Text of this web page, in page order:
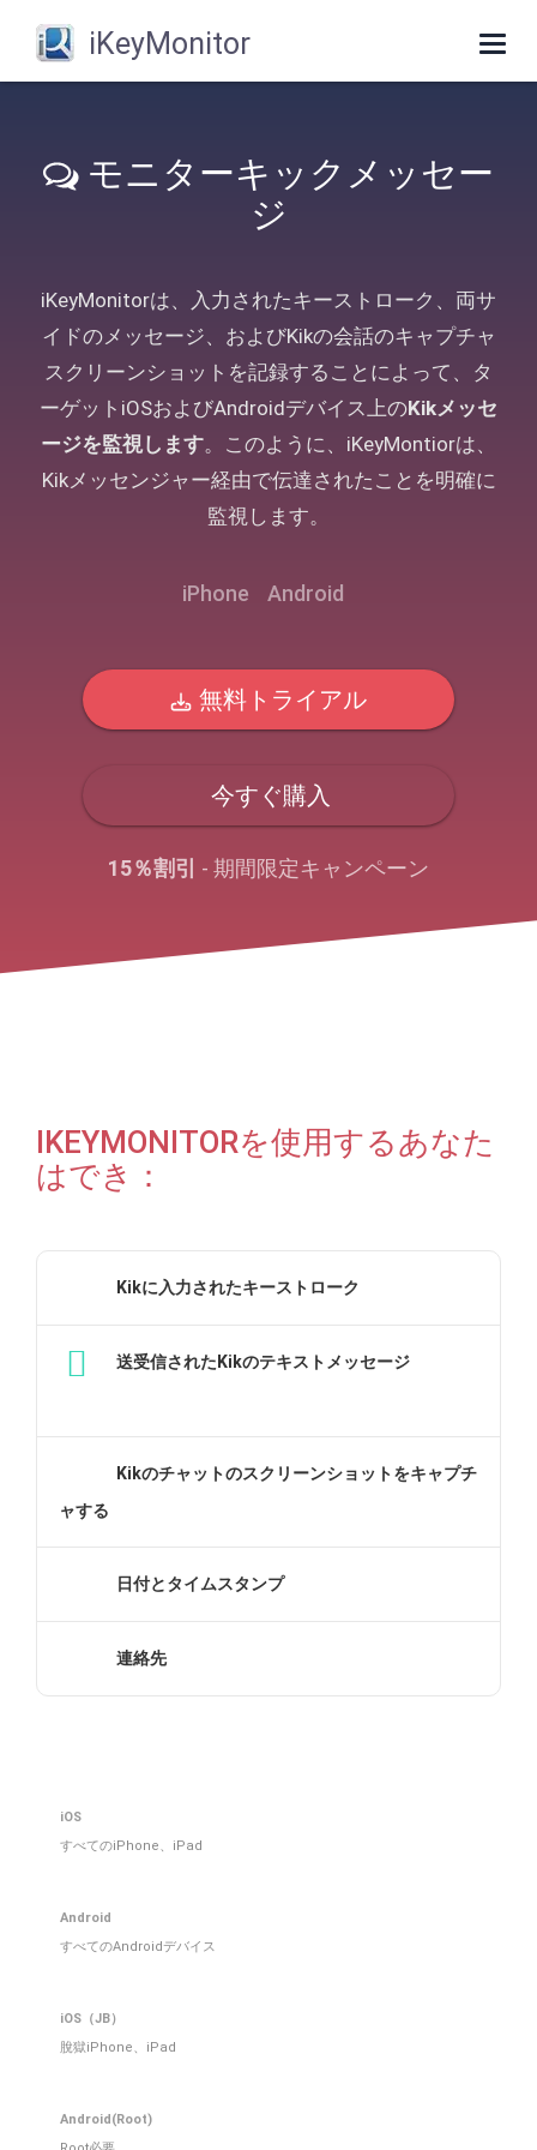
iKeyMonitor
モニターキックメッセー
ジ
iKeyMonitorは、入力されたキーストローク、両サ
イドのメッセージ、およびKikの会話のキャプチャ
スクリーンショットを記録することによって、タ
ーゲットiOSおよびAndroidデバイス上のKikメッセ
ージを監視します。このように、iKeyMontiorは、
Kikメッセンジャー経由で伝達されたことを明確に
監視します。
iPhone Android
無料トライアル
今すぐ購入
15％割引 - 期間限定キャンペーン
IKEYMONITORを使用するあなた
はでき：
Kikに入力されたキーストローク
送受信されたKikのテキストメッセージ
Kikのチャットのスクリーンショットをキャプチ
ャする
日付とタイムスタンプ
連絡先
iOS
すべてのiPhone、iPad
Android
すべてのAndroidデバイス
iOS（JB）
脫獄iPhone、iPad
Android(Root)